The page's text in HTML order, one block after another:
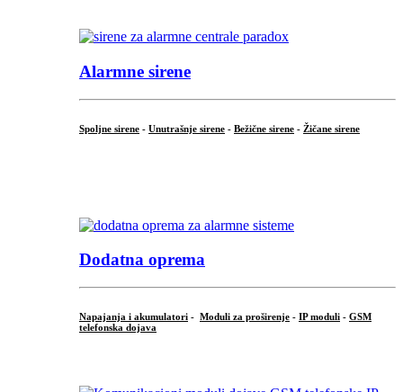
Alarmne sirene
Spoljne sirene - Unutrašnje sirene - Bežične sirene - Žičane sirene
Dodatna oprema
Napajanja i akumulatori - Moduli za proširenje - IP moduli - GSM
telefonska dojava